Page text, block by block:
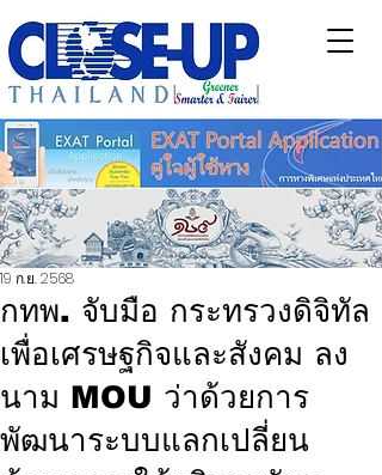
กทพ. จับมือ กระทรวงดิจิทัล
เพื่อเศรษฐกิจและสังคม ลง
นาม MOU ว่าด้วยการ
พัฒนาระบบแลกเปลี่ยน
19 ก.ย. 2568